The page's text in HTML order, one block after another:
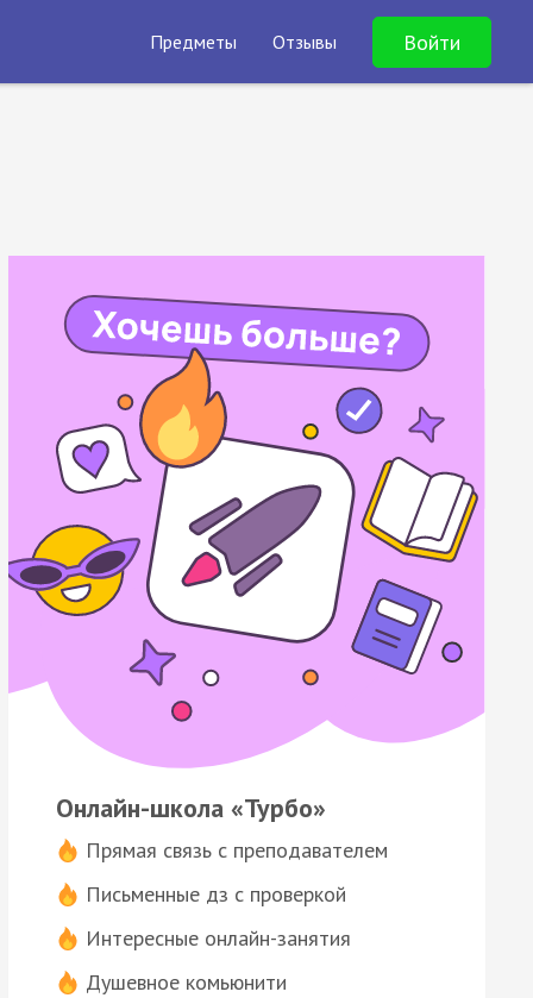
Предметы Отзывы Войти
Онлайн-школа «Турбо»
Прямая связь с преподавателем
Письменные дз с проверкой
Интересные онлайн-занятия
Душевное комьюнити